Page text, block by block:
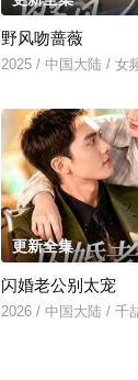
野风吻蔷薇
2025 / 中国大陆 / 女
更新全集
闪婚老公别太宠
2026 / 中国大陆 / 千